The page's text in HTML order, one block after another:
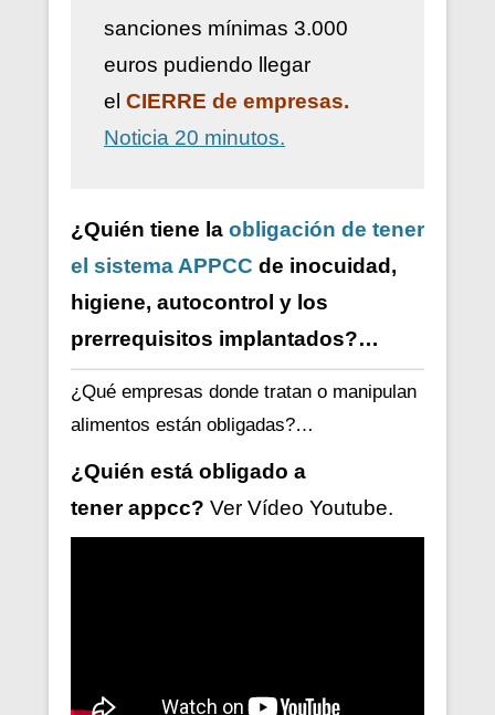
sanciones mínimas 3.000
euros pudiendo llegar
el CIERRE de empresas.
Noticia 20 minutos.
¿Quién tiene la obligación de tener
el sistema APPCC de inocuidad,
higiene, autocontrol y los
prerrequisitos implantados?…
¿Qué empresas donde tratan o manipulan
alimentos están obligadas?…
¿Quién está obligado a
tenerappcc? Ver Vídeo Youtube.